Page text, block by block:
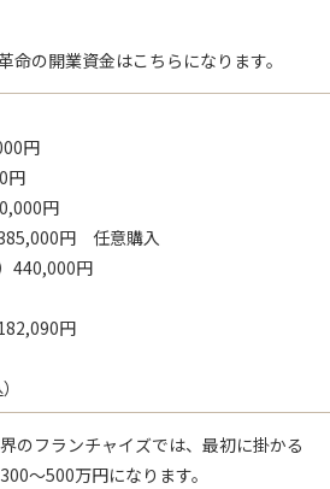
命の開業資金はこちらになります。
円
円
円
円 任意購入
440,000円
円
のフランチャイズでは、最初に掛かる
～500万円になります。